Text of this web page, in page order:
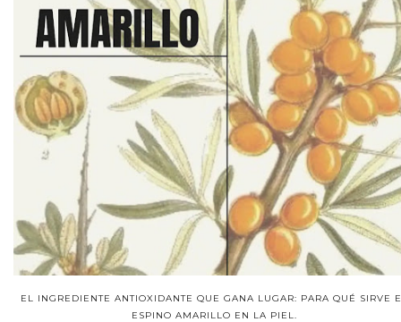
EL INGREDIENTE ANTIOXIDANTE QUE GANA LUGAR: PARA QUÉ SIRVE
ESPINO AMARILLO EN LA PIEL.